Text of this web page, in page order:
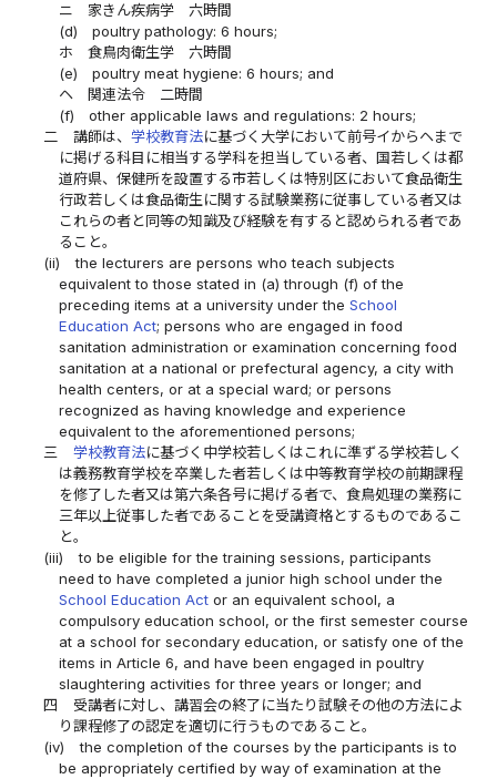
ニ
家きん疾病学 六時間
(d)
poultry pathology: 6 hours;
ホ
食鳥肉衛生学 六時間
(e)
poultry meat hygiene: 6 hours; and
ヘ
関連法令 二時間
(f)
other applicable laws and regulations: 2 hours;
二
講師は、 学校教育法に基づく大学において前号イからヘまで
に掲げる科目に相当する学科を担当している者、国若しくは都
道府県、保健所を設置する市若しくは特別区において食品衛生
行政若しくは食品衛生に関する試験業務に従事している者又は
これらの者と同等の知識及び経験を有すると認められる者であ
ること。
(ii)
the lecturers are persons who teach subjects
equivalent to those stated in (a) through (f) of the
preceding items at a university under the School
Education Act; persons who are engaged in food
sanitation administration or examination concerning food
sanitation at a national or prefectural agency, a city with
health centers, or at a special ward; or persons
recognized as having knowledge and experience
equivalent to the aforementioned persons;
三
学校教育法に基づく中学校若しくはこれに準ずる学校若しく
は義務教育学校を卒業した者若しくは中等教育学校の前期課程
を修了した者又は第六条各号に掲げる者で、食鳥処理の業務に
三年以上従事した者であることを受講資格とするものであるこ
と。
(iii)
to be eligible for the training sessions, participants
need to have completed a junior high school under the
School Education Actor an equivalent school, a
compulsory education school, or the first semester course
at a school for secondary education, or satisfy one of the
items in Article 6, and have been engaged in poultry
slaughtering activities for three years or longer; and
四
受講者に対し、講習会の終了に当たり試験その他の方法によ
り課程修了の認定を適切に行うものであること。
(iv)
the completion of the courses by the participants is to
be appropriately certified by way of examination at the